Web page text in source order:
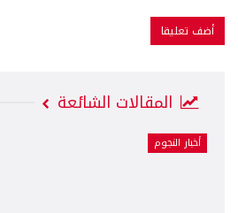
المقالات الشائعة
أخبار النجوم